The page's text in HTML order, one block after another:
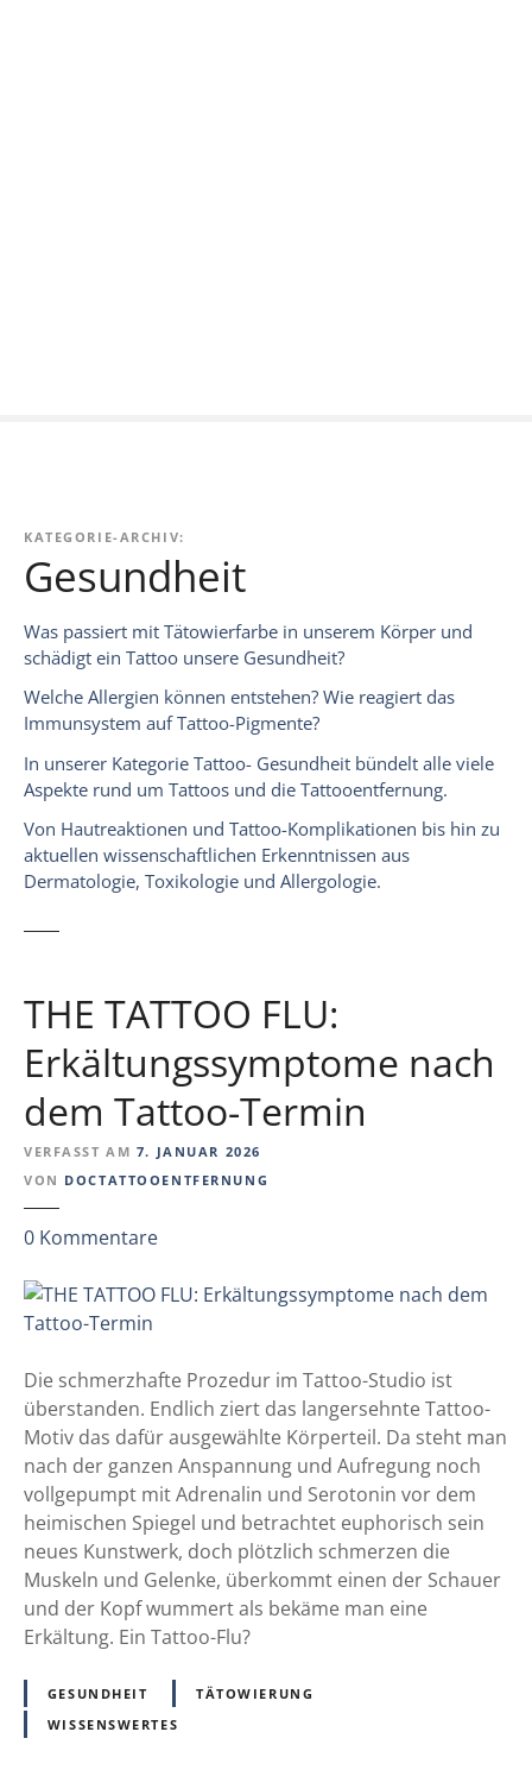
KATEGORIE-ARCHIV:
Gesundheit
Was passiert mit Tätowierfarbe in unserem Körper und
schädigt ein Tattoo unsere Gesundheit?
Welche Allergien können entstehen? Wie reagiert das
Immunsystem auf Tattoo-Pigmente?
In unserer Kategorie Tattoo- Gesundheit bündelt alle viele
Aspekte rund um Tattoos und die Tattooentfernung.
Von Hautreaktionen und Tattoo-Komplikationen bis hin zu
aktuellen wissenschaftlichen Erkenntnissen aus
Dermatologie, Toxikologie und Allergologie.
THE TATTOO FLU:
Erkältungssymptome nach
dem Tattoo-Termin
VERFASST AM 7. JANUAR 2026
VON DOCTATTOOENTFERNUNG
0 Kommentarez
T
T
A
T
T
O
O
F
L
U
:
k
Die schmerzhafte Prozedur im Tattoo-Studio ist
überstanden. Endlich ziert das langersehnte Tattoo-
Motiv das dafür ausgewählte Körperteil. Da steht man
nach der ganzen Anspannung und Aufregung noch
vollgepumpt mit Adrenalin und Serotonin vor dem
heimischen Spiegel und betrachtet euphorisch sein
neues Kunstwerk, doch plötzlich schmerzen die
Muskeln und Gelenke, überkommt einen der Schauer
und der Kopf wummert als bekäme man eine
Erkältung. Ein Tattoo-Flu?
GESUNDHEIT
TÄTOWIERUNG
WISSENSWERTES